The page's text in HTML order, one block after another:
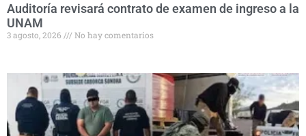
Auditoría revisará contrato de examen de ingreso a la
UNAM
3 agosto, 2026 No hay comentarios